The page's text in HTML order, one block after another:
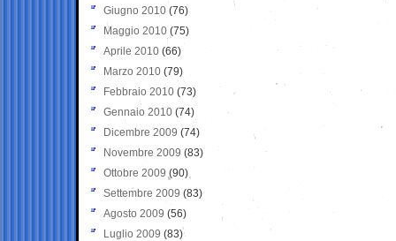
Giugno 2010 (76)
Maggio 2010 (75)
Aprile 2010 (66)
Marzo 2010 (79)
Febbraio 2010 (73)
Gennaio 2010 (74)
Dicembre 2009 (74)
Novembre 2009 (83)
Ottobre 2009 (90)
Settembre 2009 (83)
Agosto 2009 (56)
Luglio 2009 (83)